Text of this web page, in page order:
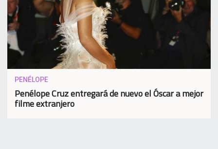
PENÉLOPE
Penélope Cruz entregará de nuevo el Óscar a mejor
filme extranjero